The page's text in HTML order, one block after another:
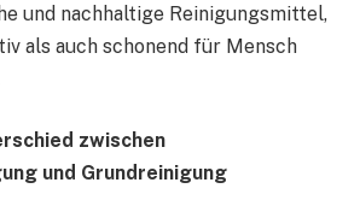
und nachhaltige Reinigungsmittel,
als auch schonend für Mensch
zwischen
und Grundreinigung